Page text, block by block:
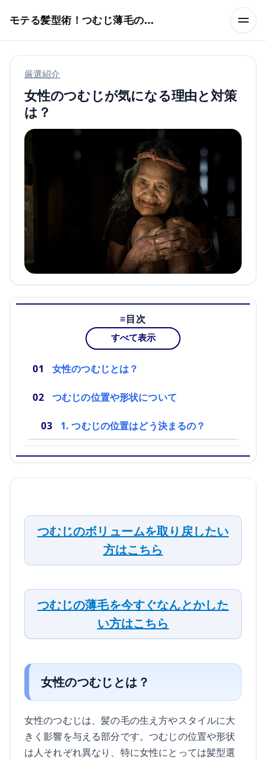
モテる髪型術！つむじ薄毛の隠し方
厳選紹介
女性のつむじが気になる理由と対策
は？
目次
すべて表示
女性のつむじとは？
つむじの位置や形状について
1. つむじの位置はどう決まるの？
つむじのボリュームを取り戻したい
方はこちら
つむじの薄毛を今すぐなんとかした
い方はこちら
女性のつむじとは？
女性のつむじは、髪の毛の生え方やスタイルに大
きく影響を与える部分です。つむじの位置や形状
は人それぞれ異なり、特に女性にとっては髪型選